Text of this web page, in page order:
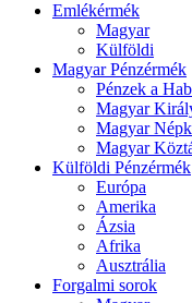
Emlékérmék
Magyar
Külföldi
Magyar Pénzérmék
Pénzek a
Magyar
Magyar
Magyar
Külföldi Pénzérmék
Európa
Amerika
Ázsia
Afrika
Ausztrália
Forgalmi sorok